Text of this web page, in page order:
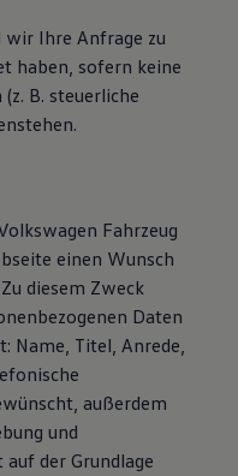
Ihre Anfrage zu
haben, sofern keine
B. steuerliche
Fahrzeug
einen Wunsch
diesem Zweck
Daten
Name, Titel, Anrede,
außerdem
und
der Grundlage